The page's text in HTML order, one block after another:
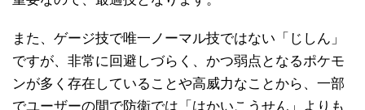
また、ゲージ技で唯一ノーマル技ではない「じしん」
ですが、非常に回避しづらく、かつ弱点となるポケモ
ンが多く存在していることや高威力なことから、一部
でユーザーの間で防衛では「はかいこうせん」よりも